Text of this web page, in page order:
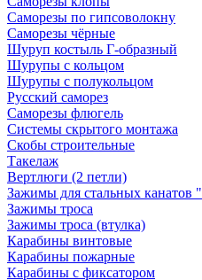
Саморезы по гипсоволокну
Саморезы чёрные
Шуруп костыль Г-образный
Шурупы с кольцом
Шурупы с полукольцом
Русский саморез
Саморезы флюгель
Системы скрытого монтажа
Скобы строительные
Такелаж
Вертлюги (2 петли)
Зажимы для стальных канатов
Зажимы троса
Зажимы троса (втулка)
Карабины винтовые
Карабины пожарные
Карабины с фиксатором